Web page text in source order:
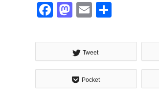
Facebook
Mastodon
Email
Tweet
Pocket